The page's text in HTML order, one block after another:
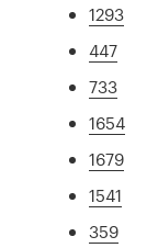
1293
447
733
1654
1679
1541
359